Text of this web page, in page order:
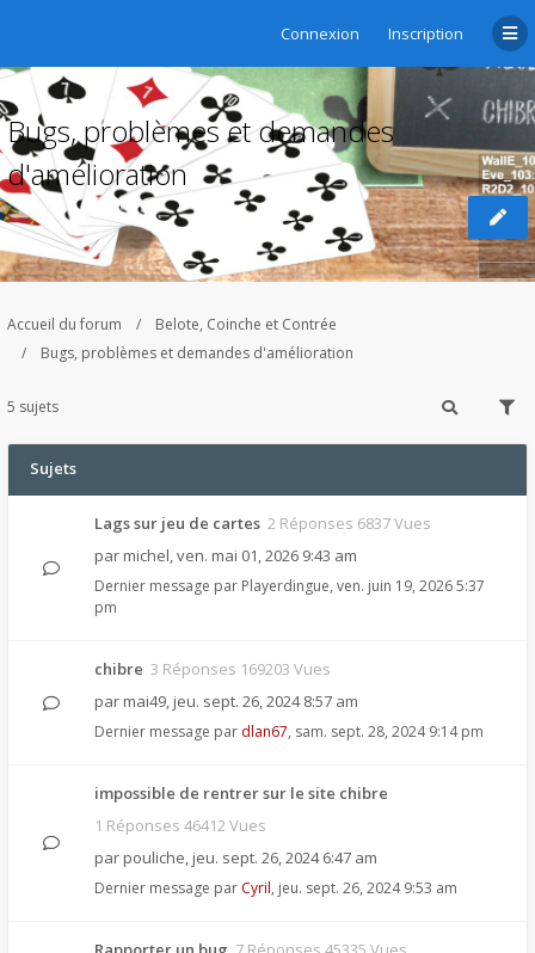
Connexion Inscription
Bugs, problèmes et demandes
d'amélioration
Accueil du forum
Belote, Coinche et Contrée
Bugs, problèmes et demandes d'amélioration
5 sujets
Sujets
Lags sur jeu de cartes 2 Réponses 6837 Vues
par michel,ven. mai 01, 2026 9:43 am
Dernier message par Playerdingue, ven. juin 19, 2026 5:37
pm
chibre 3 Réponses 169203 Vues
par mai49, jeu. sept. 26, 2024 8:57 am
Dernier message par dlan67, sam. sept. 28, 2024 9:14 pm
impossible de rentrer sur le site chibre
1 Réponses 46412 Vues
par pouliche, jeu. sept. 26, 2024 6:47 am
Dernier message par Cyril, jeu. sept. 26, 2024 9:53 am